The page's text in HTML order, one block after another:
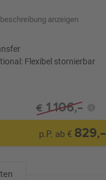
anzeigen
Flexibel stornierbar
€ 1.106,-
p.P. ab € 829,-